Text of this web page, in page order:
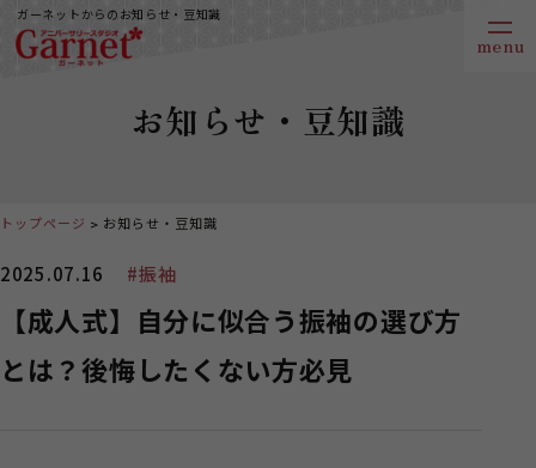
ガーネットからのお知らせ・豆知識
お知らせ・豆知識
2025.07.16 #振袖
【成人式】自分に似合う振袖の選び方
とは？後悔したくない方必見
トップページ お知らせ・豆知識